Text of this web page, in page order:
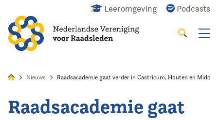
Leeromgeving Podcasts
Zoeken
Home
Nieuws Raadsacademie gaat verder in Castricum, Houten en
Raadsacademie gaat